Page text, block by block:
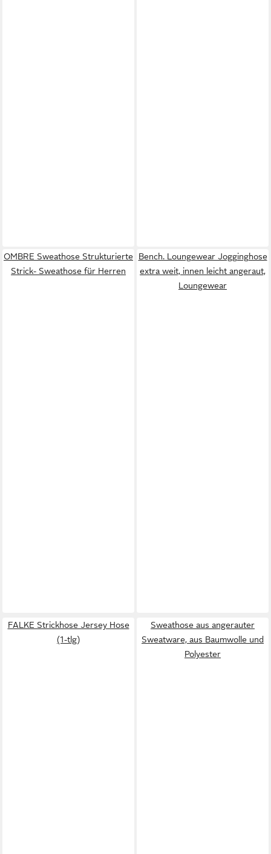
OMBRE Sweathose Strukturierte
Strick- Sweathose für Herren
Bench. Loungewear Jogginghose
extra weit, innen leicht angeraut,
Loungewear
FALKE Strickhose Jersey Hose
(1-tlg)
Sweathose aus angerauter
Sweatware, aus Baumwolle und
Polyester